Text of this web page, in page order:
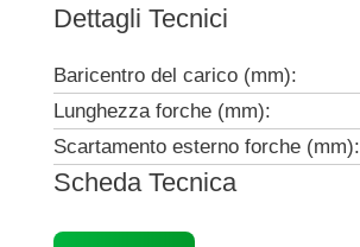
Dettagli Tecnici
Baricentro del carico (mm):
Lunghezza forche (mm):
Scartamento esterno forche (mm):
Scheda Tecnica